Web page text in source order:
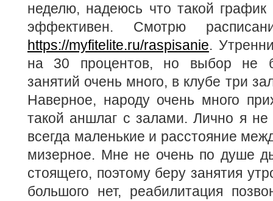
неделю, надеюсь что такой график
эффективен. Смотрю
https://myfitelite.ru/raspisanie.
на 30 процентов, но выбор не
занятий очень много, в клубе три
Наверное, народу очень много
такой аншлаг с залами. Лично я
всегда маленькие и расстояние
мизерное. Мне не очень по душе
стоящего, поэтому беру занятия
большого нет, реабилитация